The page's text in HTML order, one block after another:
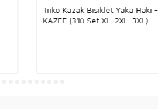
Kazee olarak,
sunuyoruz.
Triko Kazak Bisiklet Yaka Haki
KAZEE (3'lü Set XL-2XL-3XL)